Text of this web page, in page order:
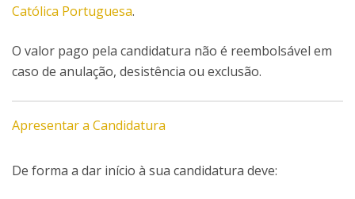
Católica Portuguesa.
O valor pago pela candidatura não é reembolsável em
caso de anulação, desistência ou exclusão.
Apresentar a Candidatura
De forma a dar início à sua candidatura deve: